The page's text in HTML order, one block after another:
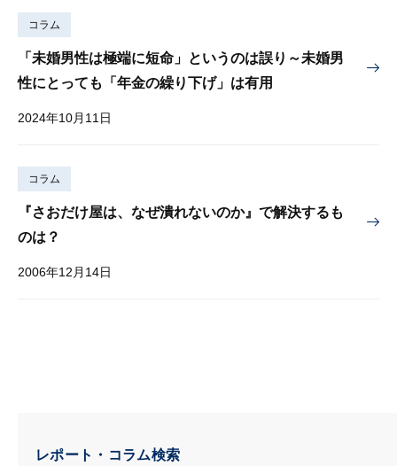
コラム
「未婚男性は極端に短命」というのは誤り～未婚男
性にとっても「年金の繰り下げ」は有用
2024年10月11日
コラム
『さおだけ屋は、なぜ潰れないのか』で解決するも
のは？
2006年12月14日
レポート・コラム検索